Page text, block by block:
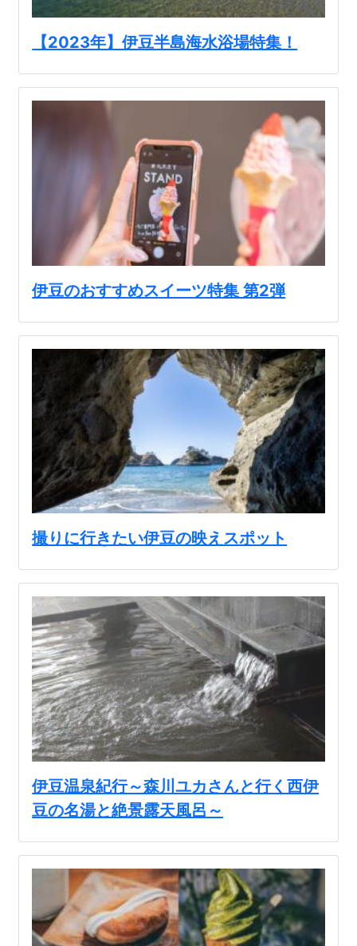
【2023年】伊豆半島海水浴場特集！
伊豆のおすすめスイーツ特集 第2弾
撮りに行きたい伊豆の映えスポット
伊豆温泉紀行～森川ユカさんと行く西伊
豆の名湯と絶景露天風呂～